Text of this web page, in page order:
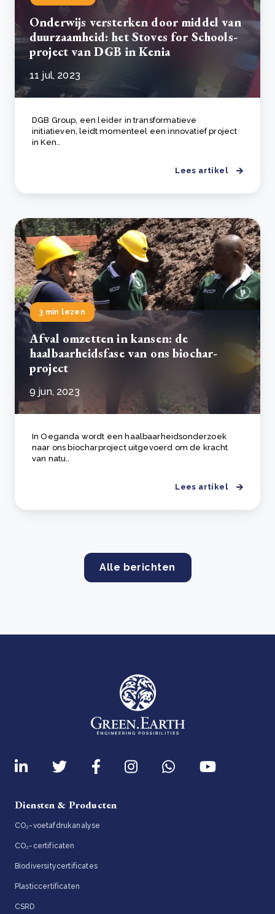
Onderwijs versterken door middel van
duurzaamheid: het Stoves for Schools-
project van DGB in Kenia
11 jul, 2023
DGB Group, een leider in transformatieve
initiatieven, leidt momenteel een innovatief project
in Ken..
Lees artikel
3 min lezen
Afval omzetten in kansen: de
haalbaarheidsfase van ons biochar-
project
9 jun, 2023
In Oeganda wordt een haalbaarheidsonderzoek
naar ons biocharproject uitgevoerd om de kracht
van natu..
Lees artikel
Alle berichten
Diensten & Producten
CO₂-voetafdrukanalyse
CO₂-certificaten
Biodiversitycertificates
Plasticcertificaten
CSRD